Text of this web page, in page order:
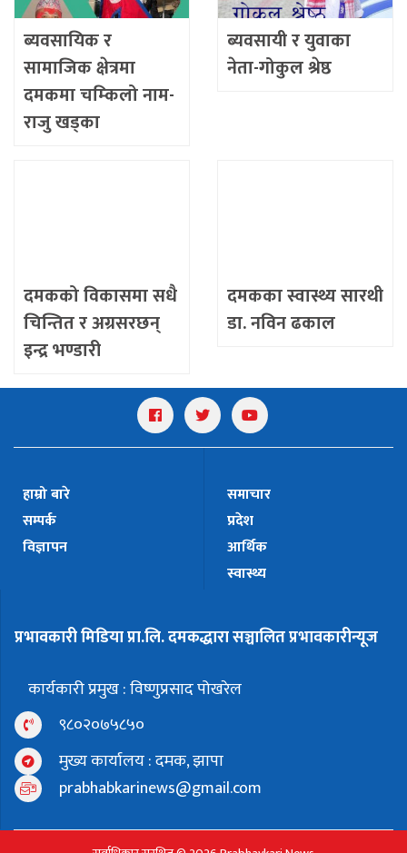
ब्यवसायिक र
सामाजिक क्षेत्रमा
दमकमा चम्किलो नाम-
राजु खड्का
ब्यवसायी र युवाका
नेता-गोकुल श्रेष्ठ
दमकको विकासमा सधै
चिन्तित र अग्रसरछन्
इन्द्र भण्डारी
दमकका स्वास्थ्य सारथी
डा. नविन ढकाल
हाम्रो बारे
सम्पर्क
विज्ञापन
समाचार
प्रदेश
आर्थिक
स्वास्थ्य
प्रभावकारी मिडिया प्रा.लि. दमकद्धारा सञ्चालित प्रभावकारीन्यूज
कार्यकारी प्रमुख : विष्णुप्रसाद पोखरेल
९८०२०७५८५०
मुख्य कार्यालय : दमक, झापा
prabhabkarinews@gmail.com